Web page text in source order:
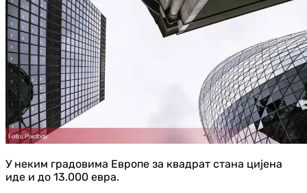
У неким градовима Европе за квадрат стана цијена
иде и до 13.000 евра.